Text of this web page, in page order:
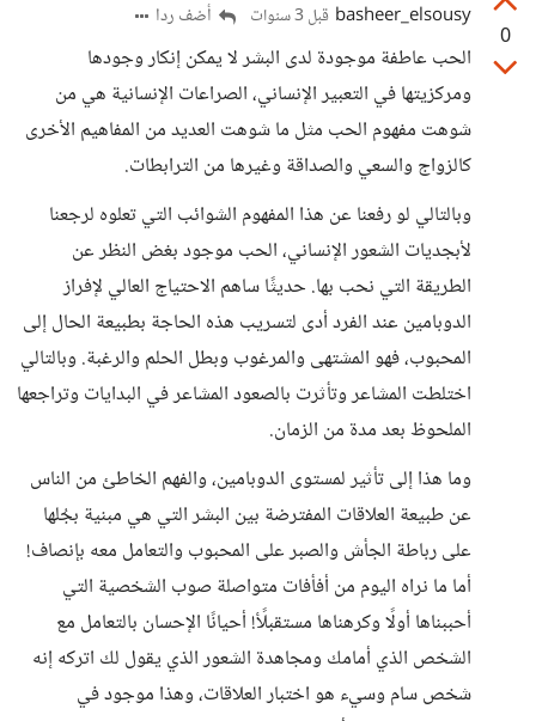
0
basheer_elsousy قبل 3 سنوات أضف ردا
الحب عاطفة موجودة لدى البشر لا يمكن إنكار وجودها
ومركزيتها في التعبير الإنساني، الصراعات الإنسانية هي من
شوهت مفهوم الحب مثل ما شوهت العديد من المفاهيم الأخرى
كالزواج والسعي والصداقة وغيرها من الترابطات.
وبالتالي لو رفعنا عن هذا المفهوم الشوائب التي تعلوه لرجعنا
لأبجديات الشعور الإنساني، الحب موجود بغض النظر عن
الطريقة التي نحب بها. حديثًا ساهم الاحتياج العالي لإفراز
الدوبامين عند الفرد أدى لتسريب هذه الحاجة بطبيعة الحال إلى
المحبوب، فهو المشتهى والمرغوب وبطل الحلم والرغبة. وبالتالي
اختلطت المشاعر وتأثرت بالصعود المشاعر في البدايات وتراجعها
الملحوظ بعد مدة من الزمان.
وما هذا إلى تأثير لمستوى الدوبامين، والفهم الخاطئ من الناس
عن طبيعة العلاقات المفترضة بين البشر التي هي مبنية بجُلها
على رباطة الجأش والصبر على المحبوب والتعامل معه بإنصاف!
أما ما نراه اليوم من أفأفات متواصلة صوب الشخصية التي
أحببناها أولًا وكرهناها مستقبلًأ! أحيانًا الإحسان بالتعامل مع
الشخص الذي أمامك ومجاهدة الشعور الذي يقول لك اتركه إنه
شخص سام وسيء هو اختبار العلاقات، وهذا موجود في